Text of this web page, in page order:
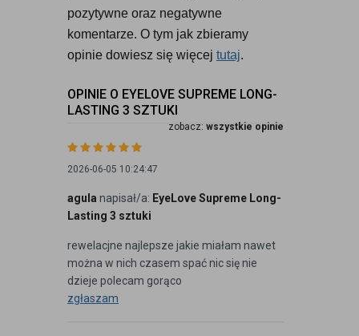
pozytywne oraz negatywne
komentarze. O tym jak zbieramy
opinie dowiesz się więcej tutaj.
OPINIE O EYELOVE SUPREME LONG-
LASTING 3 SZTUKI
zobacz: wszystkie opinie
2026-06-05 10:24:47
agula napisał/a: EyeLove Supreme Long-
Lasting 3 sztuki
rewelacjne najlepsze jakie miałam nawet
można w nich czasem spać nic się nie
dzieje polecam gorąco
zgłaszam